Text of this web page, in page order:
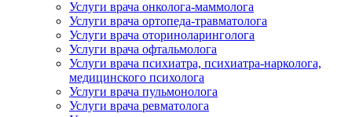
Услуги врача онколога-маммолога
Услуги врача ортопеда-травматолога
Услуги врача оториноларинголога
Услуги врача офтальмолога
Услуги врача психиатра, психиатра-нарколога,
медицинского психолога
Услуги врача пульмонолога
Услуги врача ревматолога